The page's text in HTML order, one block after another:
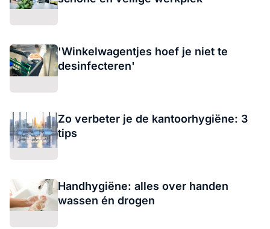
'Winkelwagentjes hoef je niet te
desinfecteren'
Zo verbeter je de kantoorhygiëne: 3
tips
Handhygiëne: alles over handen
wassen én drogen